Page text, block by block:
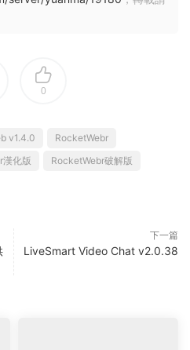
0
v1.4.0
RocketWebr
漢化版 RocketWebr破解版
下一篇
LiveSmart Video Chat v2.0.38